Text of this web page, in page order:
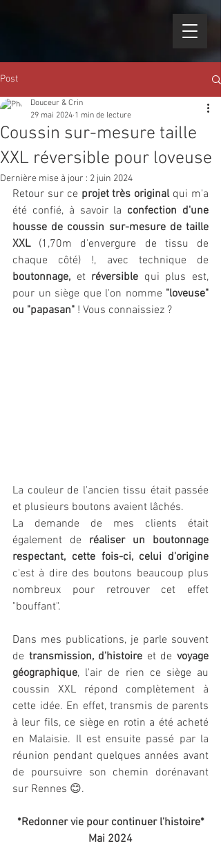
Post
Coussin sur-mesure taille
XXL réversible pour loveuse
Douceur & Crin
29 mai 2024 1 min de lecture
Dernière mise à jour : 2 juin 2024
Retour sur ce projet très original qui m'a
été confié, à savoir la confection d'une
housse de coussin sur-mesure de taille
XXL (1,70m d'envergure de tissu de
boutonnage, et réversible qui plus est,
pour un siège que l'on nomme "loveuse"
ou "papasan" ! Vous connaissiez ?
La couleur de l'ancien tissu était passée
et plusieurs boutons avaient lâchés.
La demande de mes clients était
également de réaliser un boutonnage
respectant, cette fois-ci, celui d'origine
c'est à dire des boutons beaucoup plus
nombreux pour retrouver cet effet
"bouffant".
Dans mes publications, je parle souvent
de transmission, d'histoire et de voyage
géographique, l'air de rien ce siège au
coussin XXL répond complètement à
cette idée. En effet, transmis de parents
à leur fils, ce siège en rotin a été acheté
en Malaisie. Il est ensuite passé par la
réunion pendant quelques années avant
de poursuivre son chemin dorénavant
sur Rennes 😊.
*Redonner vie pour continuer l'histoire*
Mai 2024